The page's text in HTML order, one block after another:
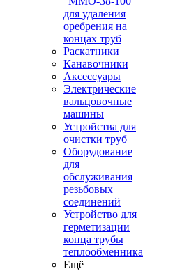
для удаления
оребрения на
концах труб
Раскатники
Канавочники
Аксессуары
Электрические
вальцовочные
машины
Устройства для
очистки труб
Оборудование
для
обслуживания
резьбовых
соединений
Устройство для
герметизации
конца трубы
теплообменника
Ещё